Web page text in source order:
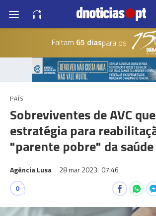
Faltam 65 diaspara os
PAÍS
Sobreviventes de AVC
estratégia para
"parente pobre" da saúde
Agência Lusa 28 mar 2023 07:46
0